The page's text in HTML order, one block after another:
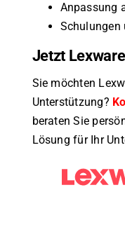
Anpassung
Schulungen
Jetzt
Sie möchten
Unterstützung?
beraten Sie
Lösung für Ihr